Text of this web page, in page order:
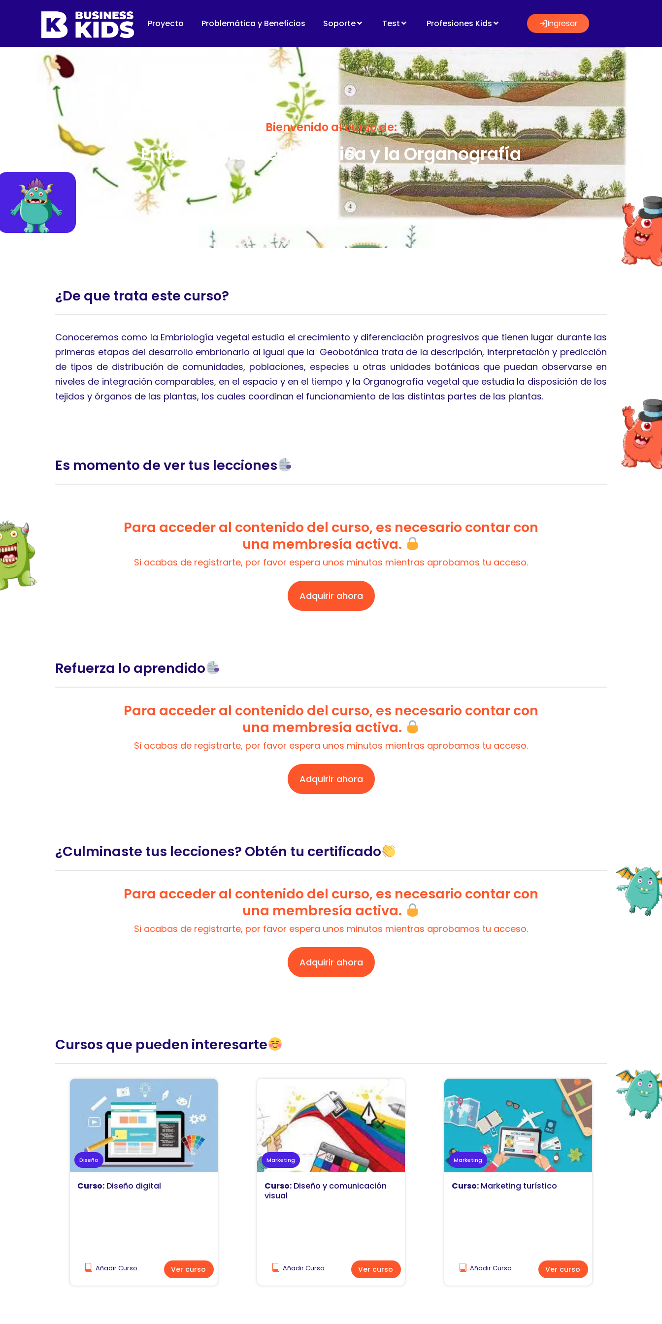
Proyecto Problemática y Beneficios Soporte Test Profesiones Kids Ingresar
Bienvenido al curso de:
Embriología, Geobotánica y la Organografía
¿De que trata este curso?
Conoceremos como la Embriología vegetal estudia el crecimiento y diferenciación progresivos que tienen lugar durante las
primeras etapas del desarrollo embrionario al igual que la Geobotánica trata de la descripción, interpretación y predicción
de tipos de distribución de comunidades, poblaciones, especies u otras unidades botánicas que puedan observarse en
niveles de integración comparables, en el espacio y en el tiempo y la Organografía vegetal que estudia la disposición de los
tejidos y órganos de las plantas, los cuales coordinan el funcionamiento de las distintas partes de las plantas.
Es momento de ver tus lecciones
Para acceder al contenido del curso, es necesario contar con
una membresía activa.
Si acabas de registrarte, por favor espera unos minutos mientras aprobamos tu acceso.
Adquirir ahora
Refuerza lo aprendido
Para acceder al contenido del curso, es necesario contar con
una membresía activa.
Si acabas de registrarte, por favor espera unos minutos mientras aprobamos tu acceso.
Adquirir ahora
¿Culminaste tus lecciones? Obtén tu certificado
Para acceder al contenido del curso, es necesario contar con
una membresía activa.
Si acabas de registrarte, por favor espera unos minutos mientras aprobamos tu acceso.
Adquirir ahora
Cursos que pueden interesarte
Diseño
Curso: Diseño digital
Añadir Curso Ver curso
Marketing
Curso: Diseño y comunicación
visual
Añadir Curso Ver curso
Marketing
Curso: Marketing turístico
Añadir Curso Ver curso